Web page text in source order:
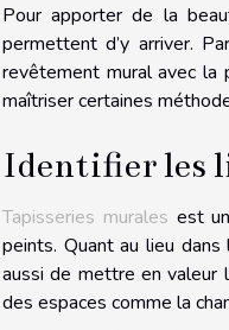
Pour apporter de la
permettent d’y arriver.
revêtement mural avec la
maîtriser certaines
Identifier les
Tapisseries murales est
peints. Quant au lieu
aussi de mettre en valeur
des espaces comme la